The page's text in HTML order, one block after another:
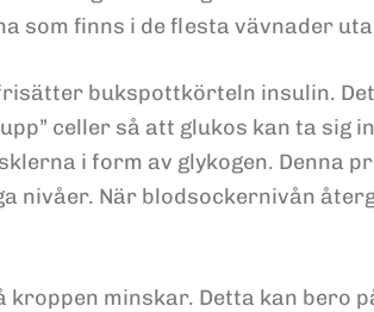
som finns i de flesta vävnader
bukspottkörteln insulin.
celler så att glukos kan ta sig
i form av glykogen. Denna
nivåer. När blodsockernivån
minskar. Detta kan bero